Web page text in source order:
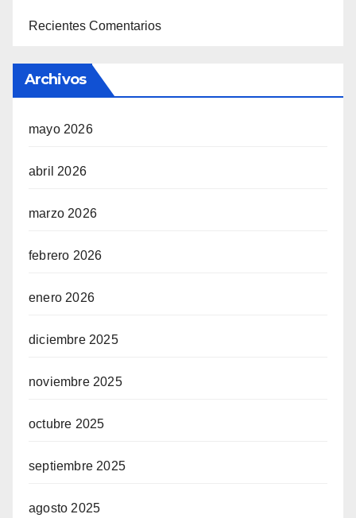
Recientes Comentarios
Archivos
mayo 2026
abril 2026
marzo 2026
febrero 2026
enero 2026
diciembre 2025
noviembre 2025
octubre 2025
septiembre 2025
agosto 2025